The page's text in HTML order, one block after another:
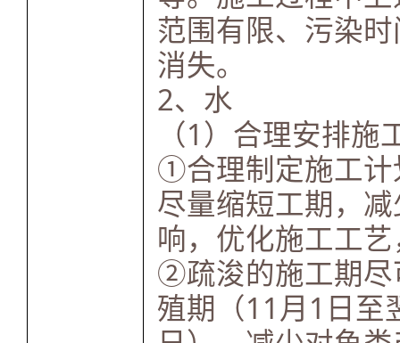
范围有限、污染
消失。
2、水
（1）合理安排施
①合理制定施工计
尽量缩短工期，
响，优化施工工
②疏浚的施工期尽
殖期（11月1日至